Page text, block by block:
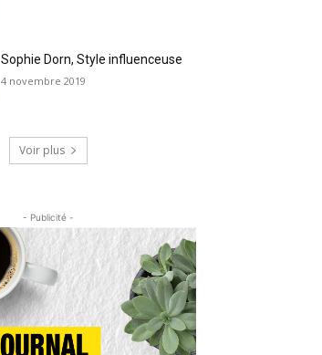
Sophie Dorn, Style influenceuse
4 novembre 2019
Voir plus
- Publicité -